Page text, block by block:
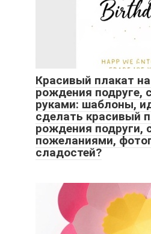
Красивый плакат
рождения подруге,
руками: шаблоны,
сделать красивый
рождения подруги,
пожеланиями,
сладостей?